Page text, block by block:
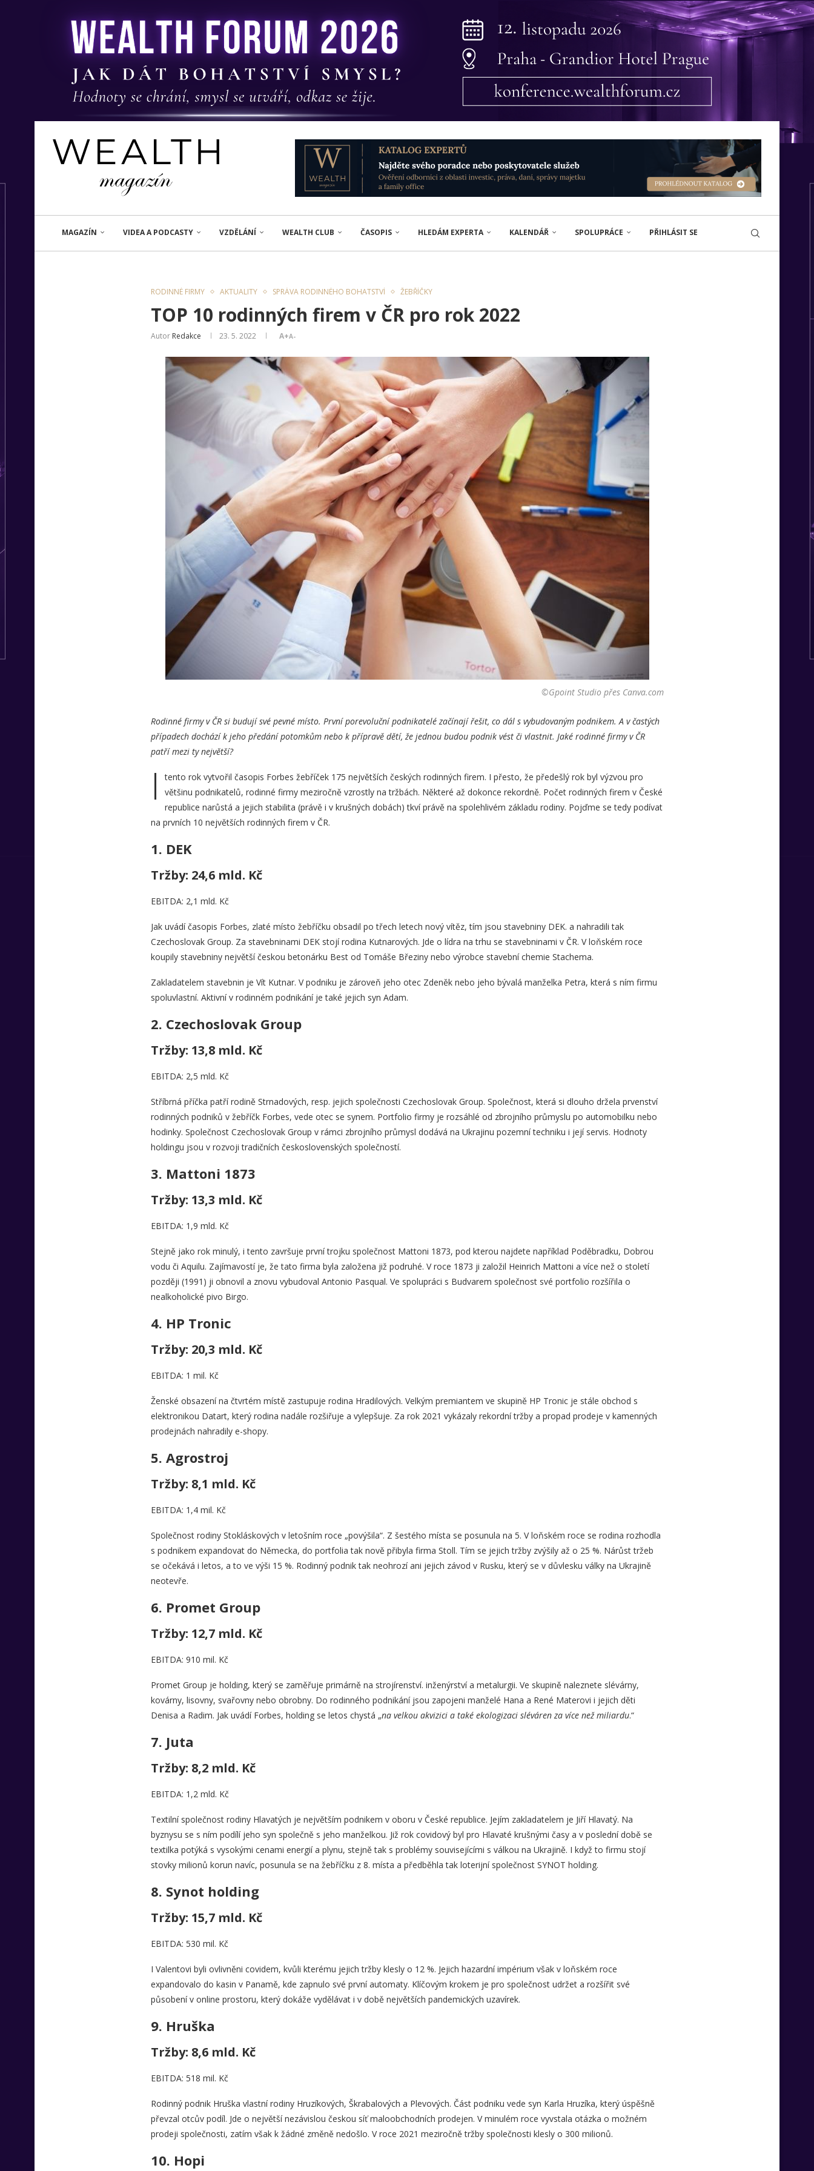
MAGAZÍN VIDEA A PODCASTY VZDĚLÁNÍ WEALTH CLUB ČASOPIS HLEDÁM EXPERTA KALENDÁŘ SPOLUPRÁCE PŘIHLÁSIT SE
RODINNÉ FIRMY AKTUALITY SPRÁVA RODINNÉHO BOHATSTVÍ ŽEBŘÍČKY
TOP 10 rodinných firem v ČR pro rok 2022
Autor Redakce 23. 5. 2022 A+A-
©Gpoint Studio přes Canva.com
Rodinné firmy v ČR si budují své pevné místo. První porevoluční podnikatelé začínají řešit, co dál s vybudovaným podnikem. A v častých
případech dochází k jeho předání potomkům nebo k přípravě dětí, že jednou budou podnik vést či vlastnit. Jaké rodinné firmy v ČR
patří mezi ty největší?
I
tento rok vytvořil časopis Forbes žebříček 175 největších českých rodinných firem. I přesto, že předešlý rok byl výzvou pro
většinu podnikatelů, rodinné firmy meziročně vzrostly na tržbách. Některé až dokonce rekordně. Počet rodinných firem v České
republice narůstá a jejich stabilita (právě i v krušných dobách) tkví právě na spolehlivém základu rodiny. Pojďme se tedy podívat
na prvních 10 největších rodinných firem v ČR.
1. DEK
Tržby: 24,6 mld. Kč
EBITDA: 2,1 mld. Kč
Jak uvádí časopis Forbes, zlaté místo žebříčku obsadil po třech letech nový vítěz, tím jsou stavebniny DEK. a nahradili tak
Czechoslovak Group. Za stavebninami DEK stojí rodina Kutnarových. Jde o lídra na trhu se stavebninami v ČR. V loňském roce
koupily stavebniny největší českou betonárku Best od Tomáše Březiny nebo výrobce stavební chemie Stachema.
Zakladatelem stavebnin je Vít Kutnar. V podniku je zároveň jeho otec Zdeněk nebo jeho bývalá manželka Petra, která s ním firmu
spoluvlastní. Aktivní v rodinném podnikání je také jejich syn Adam.
2. Czechoslovak Group
Tržby: 13,8 mld. Kč
EBITDA: 2,5 mld. Kč
Stříbrná příčka patří rodině Strnadových, resp. jejich společnosti Czechoslovak Group. Společnost, která si dlouho držela prvenství
rodinných podniků v žebříčk Forbes, vede otec se synem. Portfolio firmy je rozsáhlé od zbrojního průmyslu po automobilku nebo
hodinky. Společnost Czechoslovak Group v rámci zbrojního průmysl dodává na Ukrajinu pozemní techniku i její servis. Hodnoty
holdingu jsou v rozvoji tradičních československých společností.
3. Mattoni 1873
Tržby: 13,3 mld. Kč
EBITDA: 1,9 mld. Kč
Stejně jako rok minulý, i tento završuje první trojku společnost Mattoni 1873, pod kterou najdete například Poděbradku, Dobrou
vodu či Aquilu. Zajímavostí je, že tato firma byla založena již podruhé. V roce 1873 ji založil Heinrich Mattoni a více než o století
později (1991) ji obnovil a znovu vybudoval Antonio Pasqual. Ve spolupráci s Budvarem společnost své portfolio rozšířila o
nealkoholické pivo Birgo.
4. HP Tronic
Tržby: 20,3 mld. Kč
EBITDA: 1 mil. Kč
Ženské obsazení na čtvrtém místě zastupuje rodina Hradilových. Velkým premiantem ve skupině HP Tronic je stále obchod s
elektronikou Datart, který rodina nadále rozšiřuje a vylepšuje. Za rok 2021 vykázaly rekordní tržby a propad prodeje v kamenných
prodejnách nahradily e-shopy.
5. Agrostroj
Tržby: 8,1 mld. Kč
EBITDA: 1,4 mil. Kč
Společnost rodiny Stokláskových v letošním roce „povýšila“. Z šestého místa se posunula na 5. V loňském roce se rodina rozhodla
s podnikem expandovat do Německa, do portfolia tak nově přibyla firma Stoll. Tím se jejich tržby zvýšily až o 25 %. Nárůst tržeb
se očekává i letos, a to ve výši 15 %. Rodinný podnik tak neohrozí ani jejich závod v Rusku, který se v důvlesku války na Ukrajině
neotevře.
6. Promet Group
Tržby: 12,7 mld. Kč
EBITDA: 910 mil. Kč
Promet Group je holding, který se zaměřuje primárně na strojírenství. inženýrství a metalurgii. Ve skupině naleznete slévárny,
kovárny, lisovny, svařovny nebo obrobny. Do rodinného podnikání jsou zapojeni manželé Hana a René Materovi i jejich děti
Denisa a Radim. Jak uvádí Forbes, holding se letos chystá „na velkou akvizici a také ekologizaci sléváren za více než miliardu.“
7. Juta
Tržby: 8,2 mld. Kč
EBITDA: 1,2 mld. Kč
Textilní společnost rodiny Hlavatých je největším podnikem v oboru v České republice. Jejím zakladatelem je Jiří Hlavatý. Na
byznysu se s ním podílí jeho syn společně s jeho manželkou. Již rok covidový byl pro Hlavaté krušnými časy a v poslední době se
textilka potýká s vysokými cenami energií a plynu, stejně tak s problémy souvisejícími s válkou na Ukrajině. I když to firmu stojí
stovky milionů korun navíc, posunula se na žebříčku z 8. místa a předběhla tak loterijní společnost SYNOT holding.
8. Synot holding
Tržby: 15,7 mld. Kč
EBITDA: 530 mil. Kč
I Valentovi byli ovlivněni covidem, kvůli kterému jejich tržby klesly o 12 %. Jejich hazardní impérium však v loňském roce
expandovalo do kasin v Panamě, kde zapnulo své první automaty. Klíčovým krokem je pro společnost udržet a rozšířit své
působení v online prostoru, který dokáže vydělávat i v době největších pandemických uzavírek.
9. Hruška
Tržby: 8,6 mld. Kč
EBITDA: 518 mil. Kč
Rodinný podnik Hruška vlastní rodiny Hruzíkových, Škrabalových a Plevových. Část podniku vede syn Karla Hruzíka, který úspěšně
převzal otcův podíl. Jde o největší nezávislou českou síť maloobchodních prodejen. V minulém roce vyvstala otázka o možném
prodeji společnosti, zatím však k žádné změně nedošlo. V roce 2021 meziročně tržby společnosti klesly o 300 milionů.
10. Hopi